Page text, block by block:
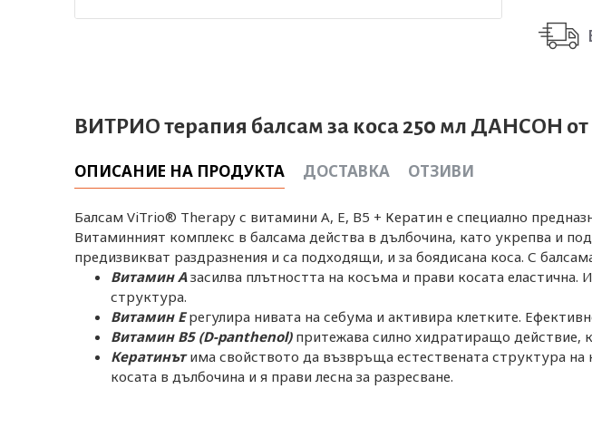
ВИТРИО терапия балсам за коса 250 мл ДАНСОН
ОПИСАНИЕ НА ПРОДУКТА ДОСТАВКА ОТЗИВИ
Балсам ViTrio® Therapy с витамини A, E, B5 + Кератин е специално
Витаминният комплекс в балсама действа в дълбочина, като укрепва и
предизвикват раздразнения и са подходящи, и за боядисана коса. С
Витамин Азасилва плътността на косъма и прави косата
структура.
Витамин Ерегулира нивата на себума и активира клетките.
Витамин В5 (D-panthenol)притежава силно хидратиращо действие,
Кератинътима свойството да възвръща естествената структура
косата в дълбочина и я прави лесна за разресване.